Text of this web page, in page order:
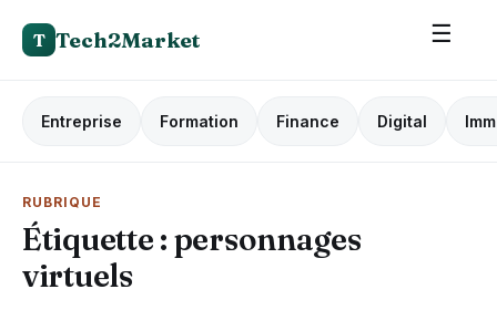
T Tech2Market ☰
Entreprise Formation Finance Digital
RUBRIQUE
Étiquette : personnages
virtuels